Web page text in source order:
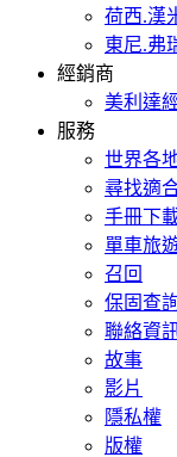
荷西.漢
東尼.弗
經銷商
美利達
服務
世界各
尋找適
手冊下
單車旅
召回
保固查
聯絡資
故事
影片
隱私權
版權